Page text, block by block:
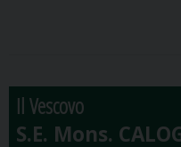
Il Vescovo